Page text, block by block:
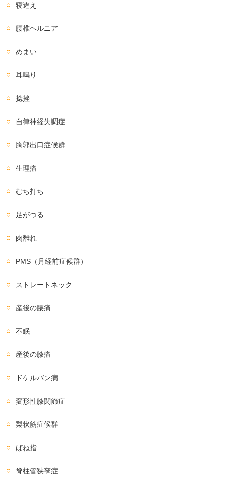
寝違え
腰椎ヘルニア
めまい
耳鳴り
捻挫
自律神経失調症
胸郭出口症候群
生理痛
むち打ち
足がつる
肉離れ
PMS（月経前症候群）
ストレートネック
産後の腰痛
不眠
産後の膝痛
ドケルバン病
変形性膝関節症
梨状筋症候群
ばね指
脊柱管狭窄症